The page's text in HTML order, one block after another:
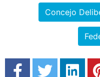
Concejo